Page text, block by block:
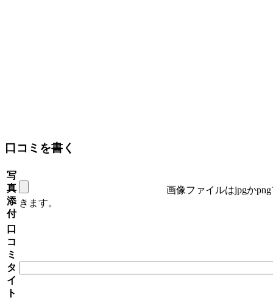
口コミを書く
写
真
添
付
画像ファイルはjpgか
きます。
口
コ
ミ
タ
イ
ト